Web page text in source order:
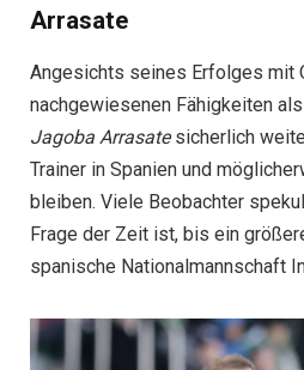
Arrasate
Angesichts seines Erfolges mit
nachgewiesenen Fähigkeiten
Jagoba Arrasatesicherlich
Trainer in Spanien und
bleiben. Viele Beobachter
Frage der Zeit ist, bis ein
spanische Nationalmannschaft